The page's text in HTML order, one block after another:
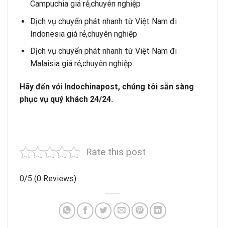
Campuchia giá rẻ,chuyên nghiệp
Dịch vụ chuyển phát nhanh từ Việt Nam đi
Indonesia giá rẻ,chuyên nghiệp
Dịch vụ chuyển phát nhanh từ Việt Nam đi
Malaisia giá rẻ,chuyên nghiệp
Hãy đến với Indochinapost, chúng tôi sẵn sàng
phục vụ quý khách 24/24.
Rate this post
0/5 (0 Reviews)